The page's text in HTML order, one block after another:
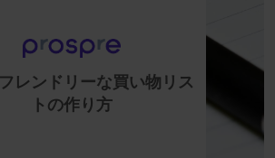
レンドリーな買い物リス
トの作り方